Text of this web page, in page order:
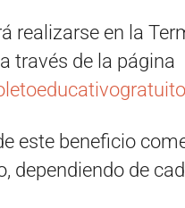
realizarse en la
través de la página
este beneficio
dependiendo de